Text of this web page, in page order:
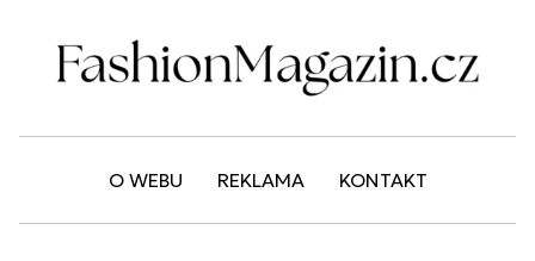
O WEBU REKLAMA KONTAKT